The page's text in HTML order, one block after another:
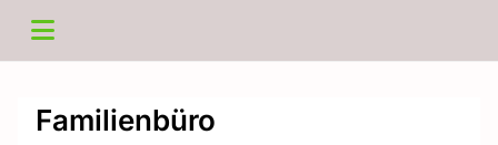
Familienbüro